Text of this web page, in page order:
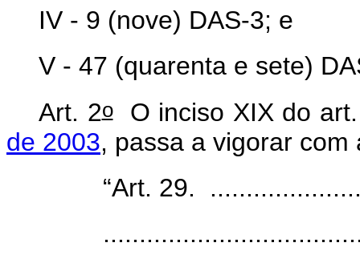
IV - 9 (nove) DAS-3; e
V - 47 (quarenta e sete)
Art. 2oO inciso XIX do
de 2003, passa a vigorar
“Art. 29.